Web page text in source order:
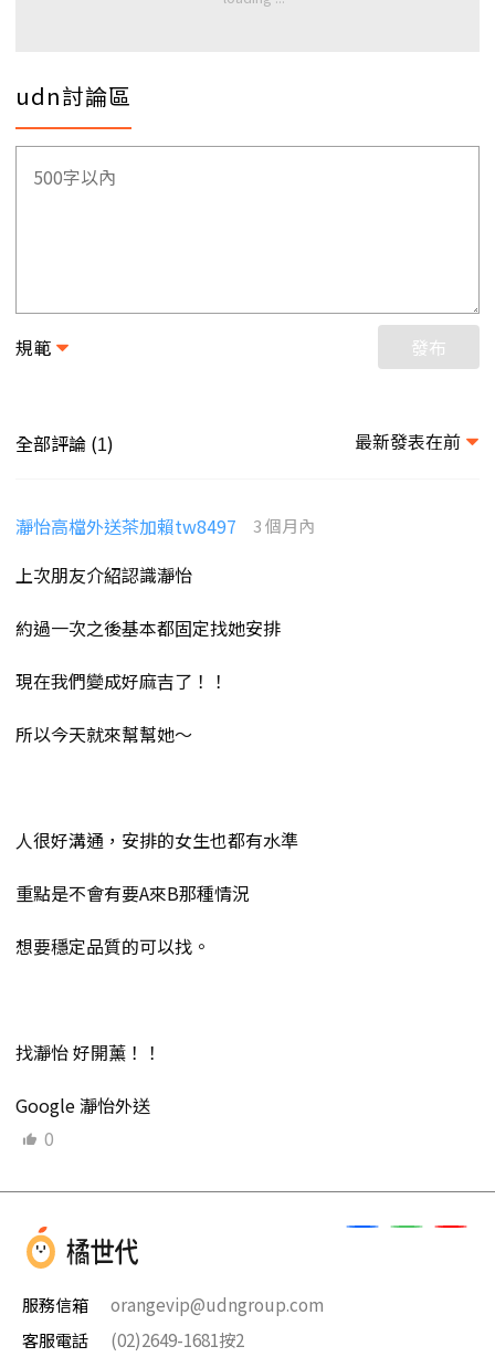
udn討論區
規範 發布
全部評論 (1) 最新發表在前
瀞怡高檔外送茶加賴tw8497 3 個月內
上次朋友介紹認識瀞怡
約過一次之後基本都固定找她安排
現在我們變成好麻吉了！！
所以今天就來幫幫她～
人很好溝通，安排的女生也都有水準
重點是不會有要A來B那種情況
想要穩定品質的可以找。
找瀞怡 好開薰！！
Google 瀞怡外送
0
服務信箱
orangevip@udngroup.com
客服電話
(02)2649-1681按2